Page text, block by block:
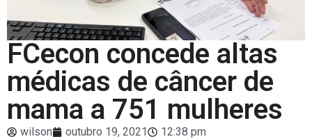
FCecon concede altas
médicas de câncer de
mama a 751 mulheres
wilson outubro 19, 2021
12:38 pm